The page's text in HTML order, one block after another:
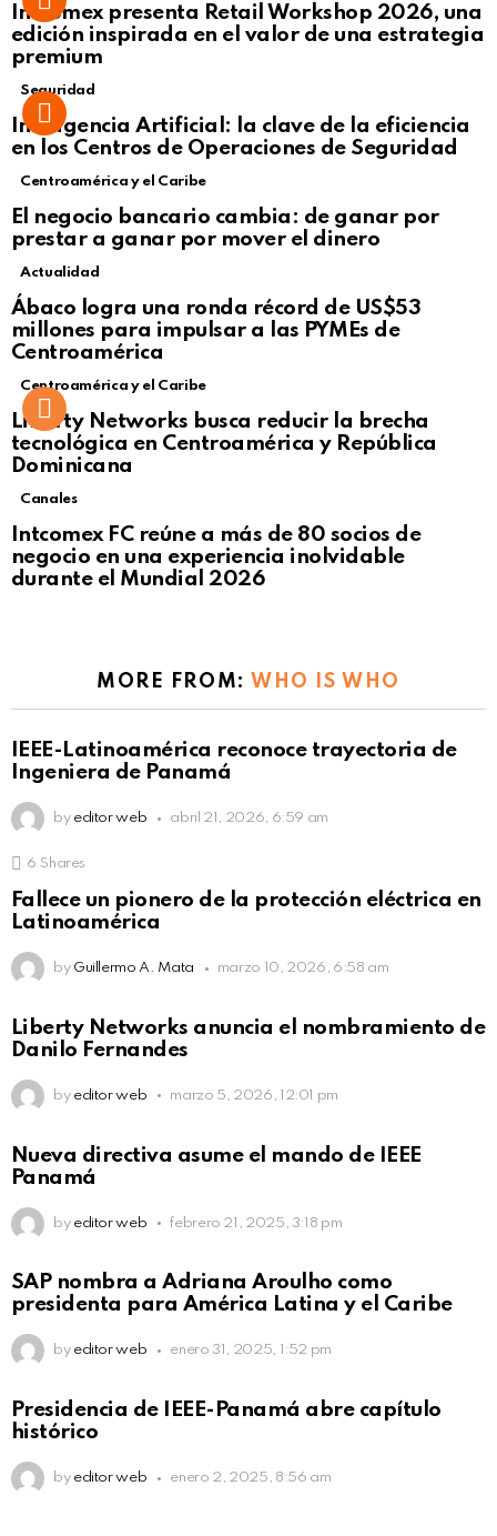
Intcomex presenta Retail Workshop 2026, una
edición inspirada en el valor de una estrategia
premium
Seguridad
Inteligencia Artificial: la clave de la eficiencia
en los Centros de Operaciones de Seguridad
Centroamérica y el Caribe
El negocio bancario cambia: de ganar por
prestar a ganar por mover el dinero
Not Safe For Work
Click to view this post
Actualidad
Ábaco logra una ronda récord de US$53
millones para impulsar a las PYMEs de
Centroamérica
Centroamérica y el Caribe
Liberty Networks busca reducir la brecha
tecnológica en Centroamérica y República
Dominicana
Canales
Intcomex FC reúne a más de 80 socios de
negocio en una experiencia inolvidable
durante el Mundial 2026
MORE FROM: WHO IS WHO
IEEE-Latinoamérica reconoce trayectoria de
Ingeniera de Panamá
by editor web abril 21, 2026, 6:59 am
6 Shares
Fallece un pionero de la protección eléctrica en
Latinoamérica
by Guillermo A. Mata marzo 10, 2026, 6:58 am
Liberty Networks anuncia el nombramiento de
Danilo Fernandes
by editor web marzo 5, 2026, 12:01 pm
Nueva directiva asume el mando de IEEE
Panamá
by editor web febrero 21, 2025, 3:18 pm
SAP nombra a Adriana Aroulho como
presidenta para América Latina y el Caribe
by editor web enero 31, 2025, 1:52 pm
Presidencia de IEEE-Panamá abre capítulo
histórico
by editor web enero 2, 2025, 8:56 am